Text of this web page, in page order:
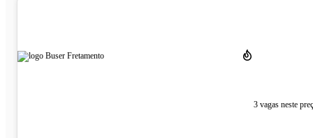
3 vagas neste